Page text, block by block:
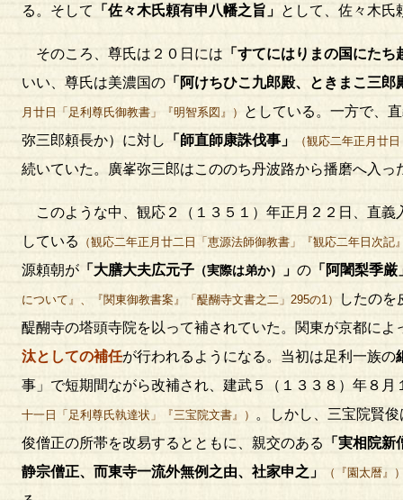
る。そして
「佐々木氏頼有申八幡之旨」 として、佐々木氏
そのころ、尊氏は２０日には 「すてにはりまの国にた
いい、尊氏は美濃国の 「阿けちひこ九郎殿、ときまこ三郎
月廿日「足利尊氏御教書」『明智系図』）
としている。一方で、
弥三郎頼長か）に対し
「師直師康誅伐事」 （観応二年正月廿
続いていた。廣峯弥三郎はこののち丹波路から播磨へ入
このような中、観応２（１３５１）年正月２２日、直義
している
（観応二年正月廿二日「恵源法師御教書」『観応二年日次記
源頼朝が 「大膳大夫広元子 （実際は弟か） 」 の 「阿闍梨季厳
について』、『関東御教書案』「醍醐寺文書之二」295の1）
したのを
醍醐寺の塔頭寺院を以って補されていた。関東が京都によ
汰としての補任が行われるようになる。当初は足利一族の
事」で短期間ながら改補され、建武５（１３３８）年８月
十一日「足利尊氏執達状」『三宝院文書』）
。しかし、三宝院賢
俊僧正の所帯を改易するとともに、親交のある
「実相院新
静宗僧正、而東寺一流外無例之由、社家申之」
（『園太暦』